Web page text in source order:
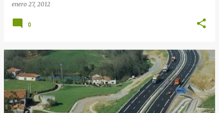
enero 27, 2012
0